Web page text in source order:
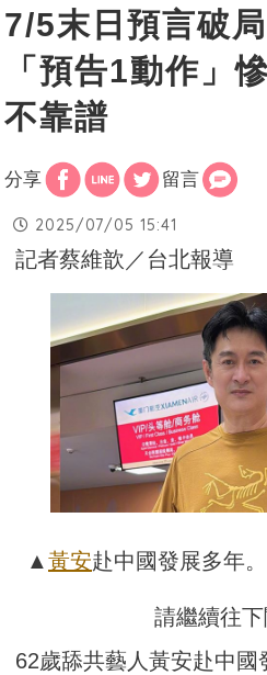
7/5末日預言破
「預告1動作」
不靠譜
分享 留言
2025/07/05 15:41
記者蔡維歆／台北報導
▲黃安赴中國發展多年
請繼續往
62歲舔共藝人黃安赴中國